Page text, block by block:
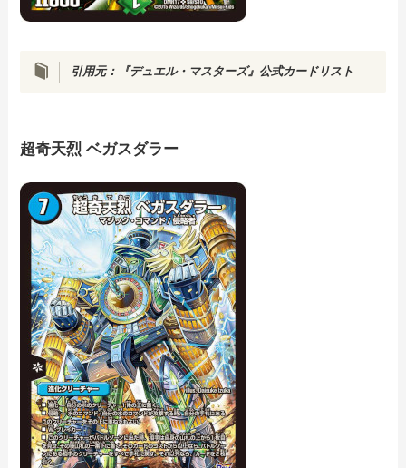
引用元：『デュエル・マスターズ』公式カードリスト
超奇天烈 ベガスダラー